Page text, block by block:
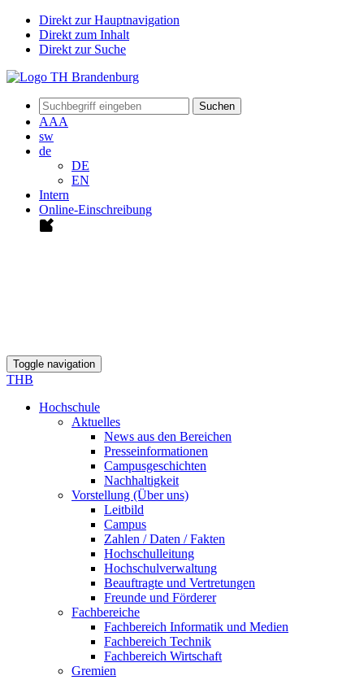
Direkt zur Hauptnavigation
Direkt zum Inhalt
Direkt zur Suche
Suchen
AAA
sw
de
DE
EN
Intern
Online-Einschreibung
Toggle navigation
THB
Hochschule
Aktuelles
News aus den Bereichen
Presseinformationen
Campusgeschichten
Nachhaltigkeit
Vorstellung (Über uns)
Leitbild
Campus
Zahlen / Daten / Fakten
Hochschulleitung
Hochschulverwaltung
Beauftragte und Vertretungen
Freunde und Förderer
Fachbereiche
Fachbereich Informatik und Medien
Fachbereich Technik
Fachbereich Wirtschaft
Gremien